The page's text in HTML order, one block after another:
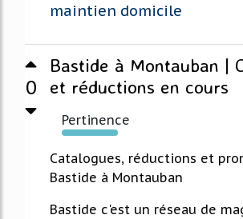
maintien domicile
0
Bastide à Montauban |
et réductions en cours
Pertinence
292%
Catalogues, réductions et
Bastide à Montauban
Bastide c'est un réseau de